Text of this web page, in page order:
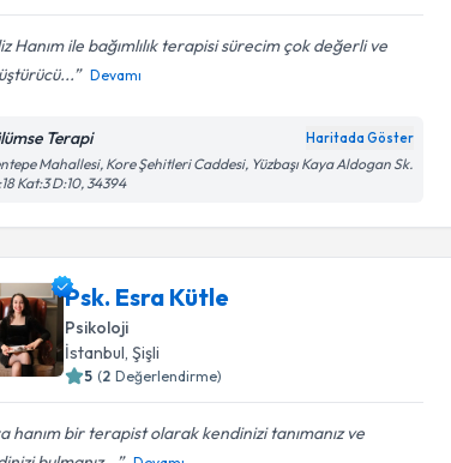
Hanım ile bağımlılık terapisi sürecim çok değerli ve
Devamı
Terapi Haritada Göster
Mahallesi, Kore Şehitleri Caddesi, Yüzbaşı Kaya Aldogan Sk.
Kat:3 D:10, 34394
Psk. Esra Kütle
Psikoloji
İstanbul, Şişli
5 (2 Değerlendirme)
hanım bir terapist olarak kendinizi tanımanız ve